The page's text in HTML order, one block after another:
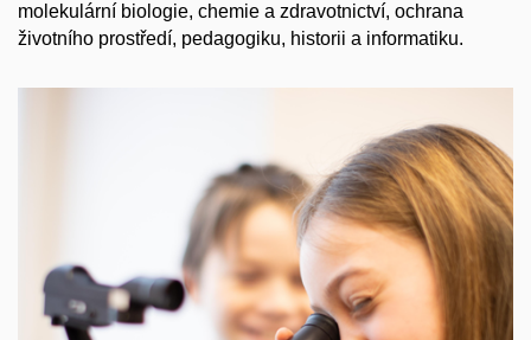
molekulární biologie, chemie a zdravotnictví, ochrana
životního prostředí, pedagogiku, historii a informatiku.